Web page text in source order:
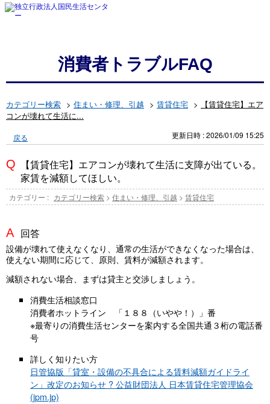
消費者トラブルFAQ
カテゴリー検索 > 住まい・修理、引越 > 賃貸住宅 >
【賃貸住宅】エア
コンが壊れて生活に...
戻る 更新日時 : 2026/01/09 15:25
【賃貸住宅】エアコンが壊れて生活に支障が出ている。
家賃を減額してほしい。
カテゴリー : カテゴリー検索 > 住まい・修理、引越 > 賃貸住宅
回答
設備が壊れて使えなくなり、通常の生活ができなくなった場合は、
使えない期間に応じて、原則、賃料が減額されます。
減額されない場合、まずは貸主と交渉しましょう。
消費生活相談窓口
消費者ホットライン 「１８８（いやや！）」番
※最寄りの消費生活センターを案内する全国共通３桁の電話番
号
詳しく知りたい方
日管協版「貸室・設備の不具合による賃料減額ガイドライ
ン」改定のお知らせ ? 公益財団法人 日本賃貸住宅管理協会
(jpm.jp)